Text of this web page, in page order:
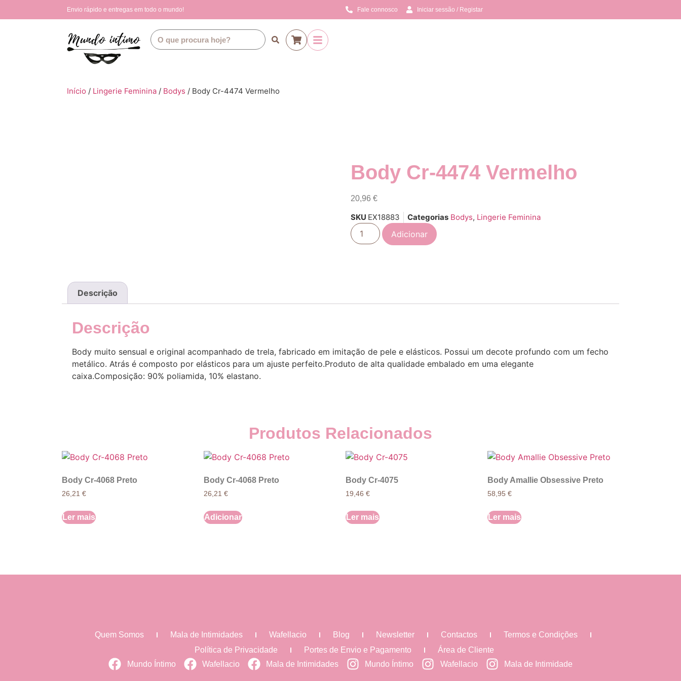
Envio rápido e entregas em todo o mundo! Fale connosco Iniciar sessão / Registar
Início / Lingerie Feminina / Bodys / Body Cr-4474 Vermelho
Body Cr-4474 Vermelho
20,96 €
SKU EX18883 Categorias Bodys, Lingerie Feminina
Adicionar
Descrição
Descrição
Body muito sensual e original acompanhado de trela, fabricado em imitação de pele e elásticos. Possui um decote profundo com um fecho
metálico. Atrás é composto por elásticos para um ajuste perfeito.Produto de alta qualidade embalado em uma elegante
caixa.Composição: 90% poliamida, 10% elastano.
Produtos Relacionados
Body Cr-4068 Preto
26,21 €
Ler mais
Body Cr-4068 Preto
26,21 €
Adicionar
Body Cr-4075
19,46 €
Ler mais
Body Amallie Obsessive Preto
58,95 €
Ler mais
Quem Somos Mala de Intimidades Wafellacio Blog Newsletter Contactos
Termos e Condições
Política de Privacidade
Portes de Envio e Pagamento
Área de Cliente
Mundo Íntimo
Wafellacio Mala de Intimidades Mundo Íntimo Wafellacio Mala de Intimidade